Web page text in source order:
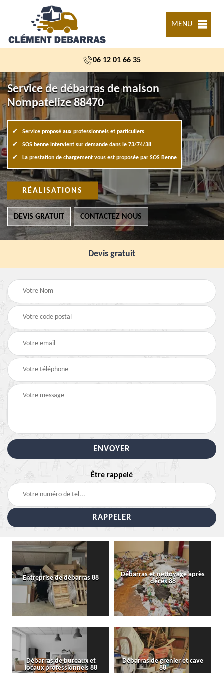
MENU
06 12 01 66 35
Service de débarras de maison
Nompatelize 88470
Service proposé aux professionnels et particuliers
SOS benne intervient sur demande dans le 73/74/38
La prestation de chargement vous est proposée par SOS Benne
RÉALISATIONS
DEVIS GRATUIT CONTACTEZ NOUS
Devis gratuit
Être rappelé
Entreprise de débarras 88
Débarras et nettoyage après
décès 88
Débarras de bureaux et
locaux professionnels 88
Débarras de grenier et cave
88